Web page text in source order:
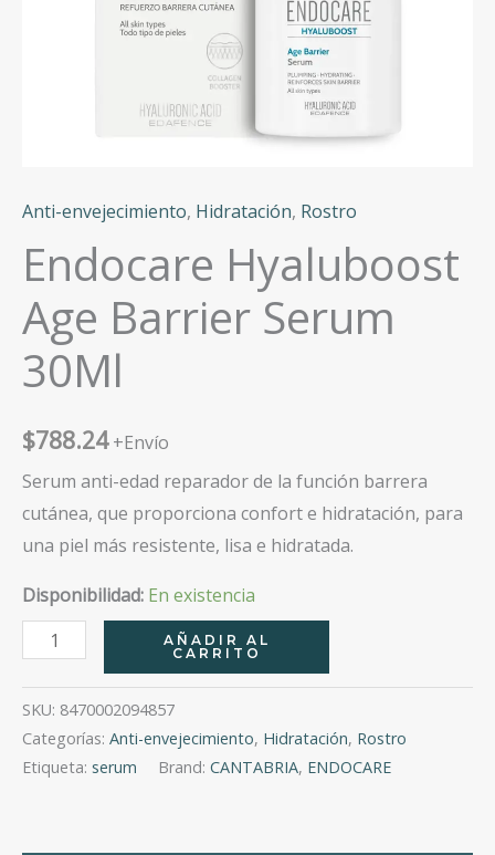
Anti-envejecimiento, Hidratación, Rostro
Endocare Hyaluboost
Age Barrier Serum
30Ml
$788.24 +Envío
Serum anti-edad reparador de la función barrera
cutánea, que proporciona confort e hidratación, para
una piel más resistente, lisa e hidratada.
Disponibilidad: En existencia
Endocare
Hyaluboost
Age
Barrier
Serum
AÑADIR AL
CARRITO
SKU: 8470002094857
Categorías: Anti-envejecimiento, Hidratación, Rostro
Etiqueta: serum Brand: CANTABRIA, ENDOCARE